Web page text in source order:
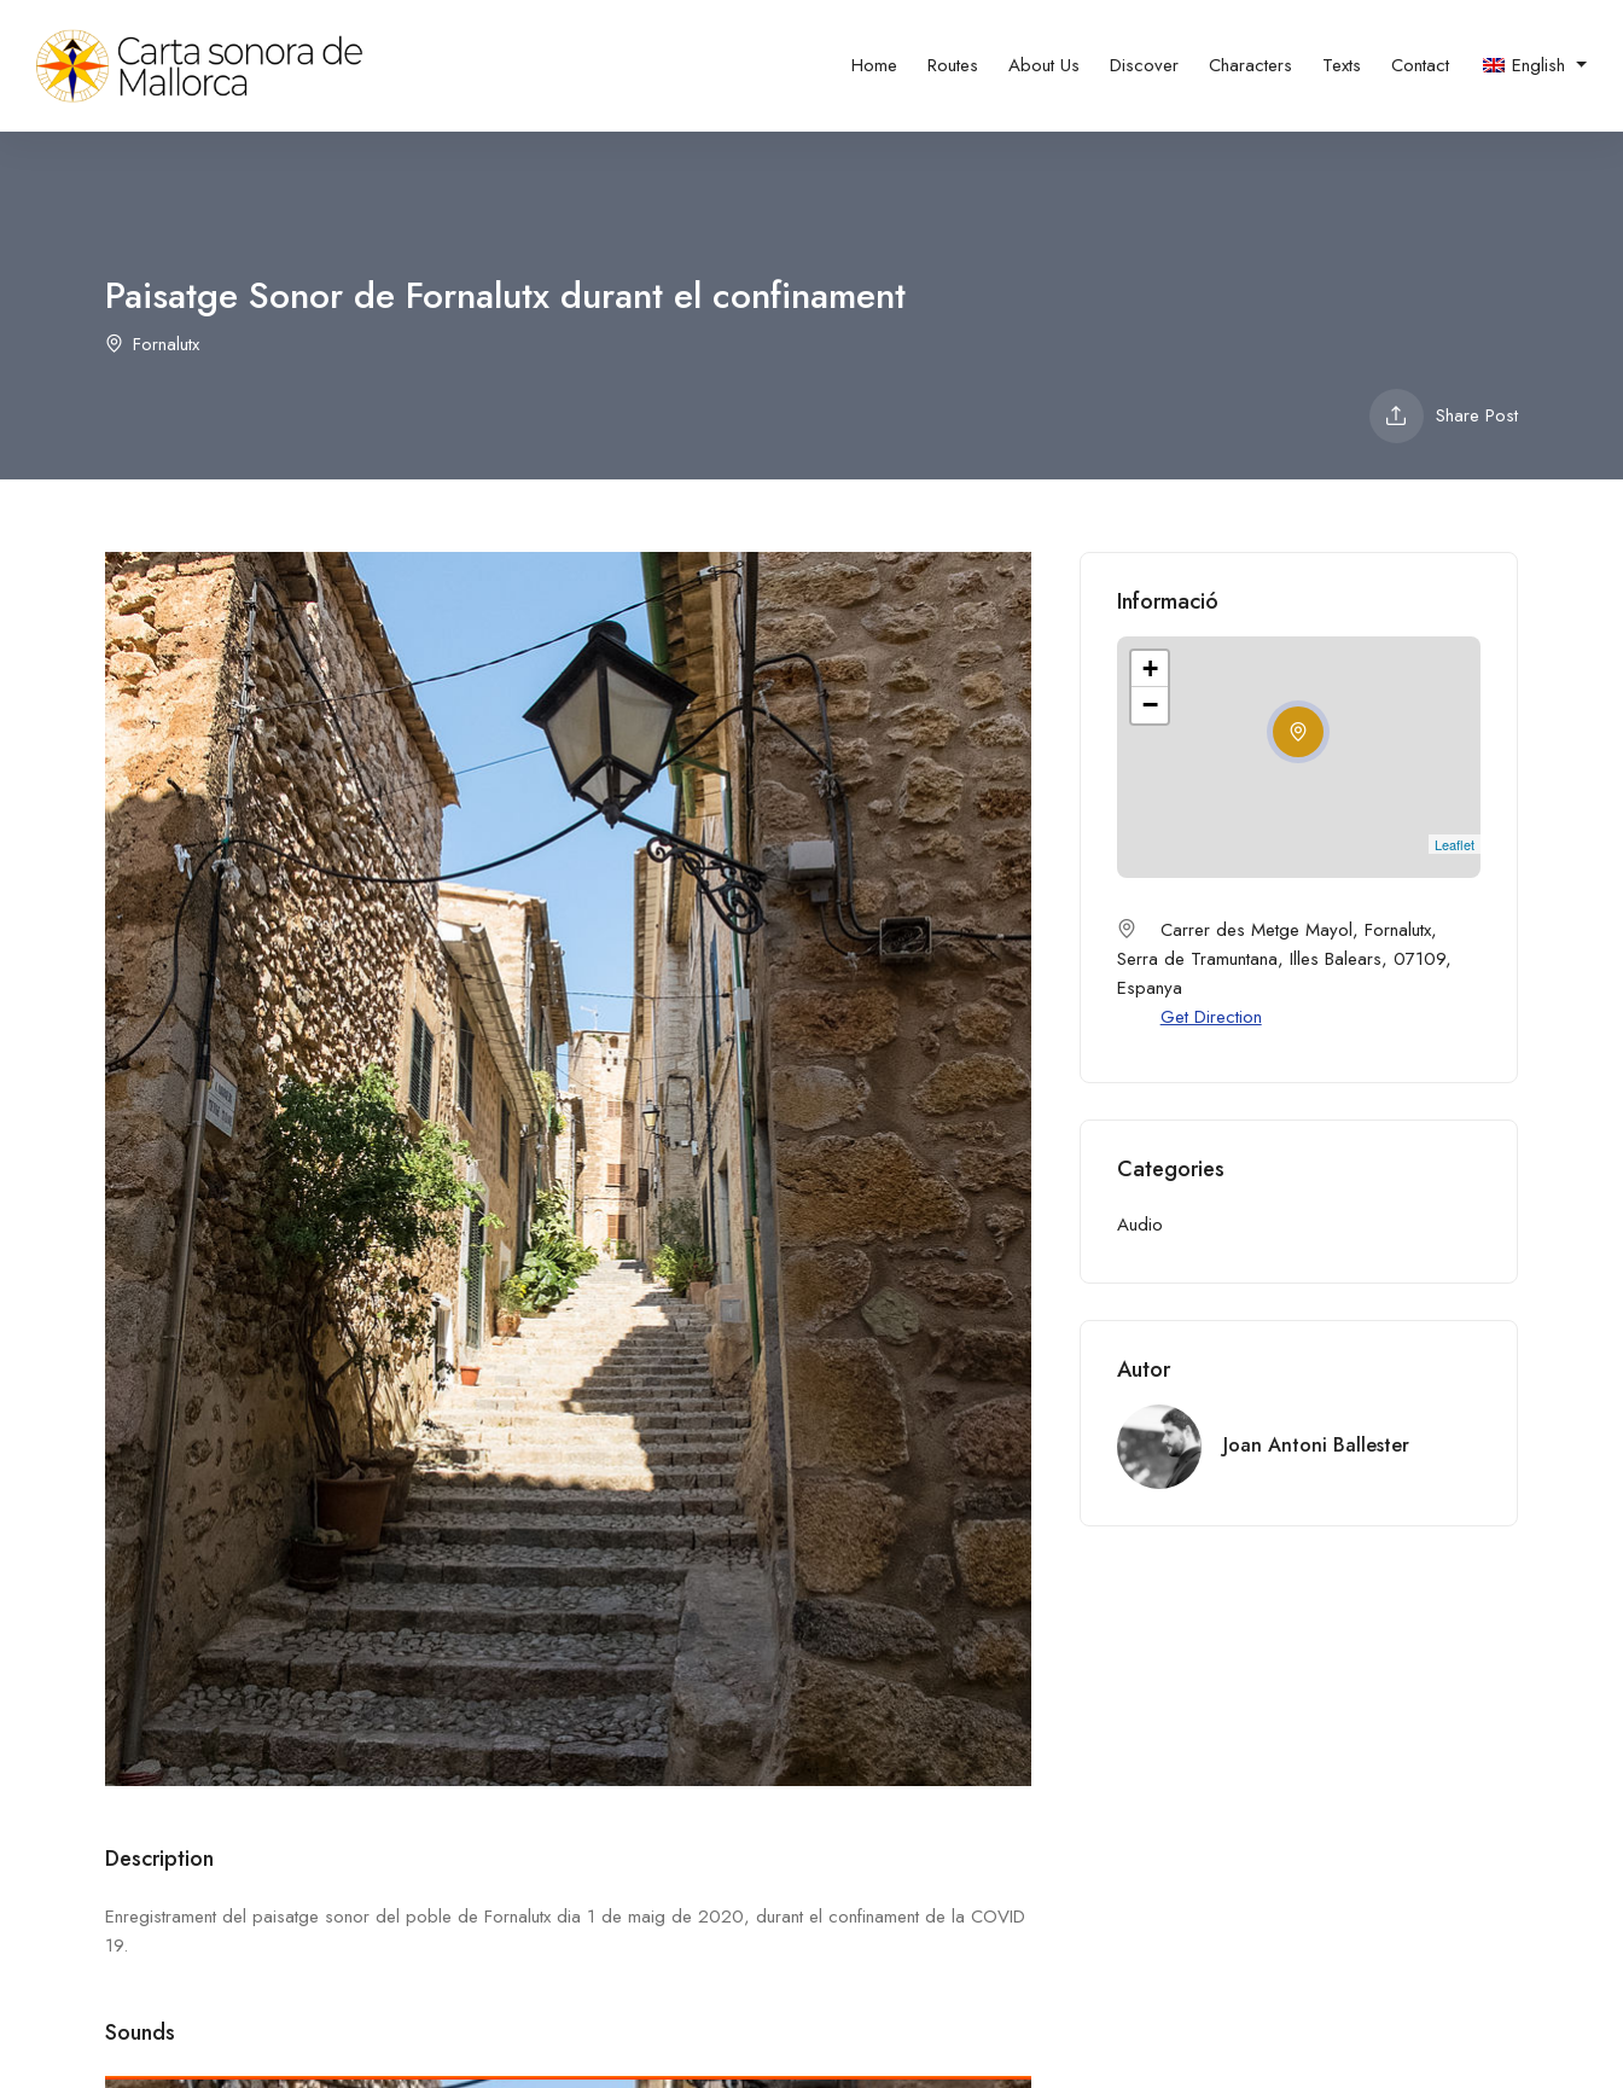
Home Routes About Us Discover Characters Texts Contact English
Paisatge Sonor de Fornalutx durant el confinament
Fornalutx
Share Post
Description
Enregistrament del paisatge sonor del poble de Fornalutx dia 1 de maig de 2020, durant el confinament de la COVID
19.
Sounds
Informació
+
−
Leaflet
Carrer des Metge Mayol, Fornalutx,
Serra de Tramuntana, Illes Balears, 07109,
Espanya
Get Direction
Categories
Audio
Autor
Joan Antoni Ballester